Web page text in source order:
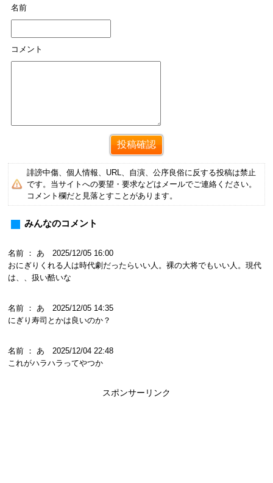
名前
コメント
誹謗中傷、個人情報、URL、自演、公序良俗に反する投稿は禁止
です。当サイトへの要望・要求などはメールでご連絡ください。
コメント欄だと見落とすことがあります。
みんなのコメント
名前 ： あ 2025/12/05 16:00
おにぎりくれる人は時代劇だったらいい人。裸の大将でもいい人。現代
は、、扱い酷いな
名前 ： あ 2025/12/05 14:35
にぎり寿司とかは良いのか？
名前 ： あ 2025/12/04 22:48
これがハラハラってやつか
スポンサーリンク